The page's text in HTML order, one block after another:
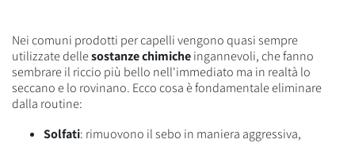
Nei comuni prodotti per capelli vengono quasi sempre
utilizzate dellesostanze chimicheingannevoli, che fanno
sembrare il riccio più bello nell'immediato ma in realtà lo
seccano e lo rovinano. Ecco cosa è fondamentale eliminare
dalla routine:
Solfati: rimuovono il sebo in maniera aggressiva,